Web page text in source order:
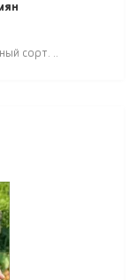
сорт. ..